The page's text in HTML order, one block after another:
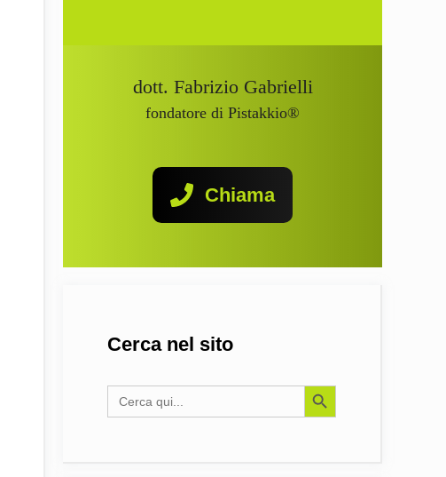
dott. Fabrizio Gabrielli
fondatore di Pistakkio®
Chiama
Cerca nel sito
Search
for:
Search Button